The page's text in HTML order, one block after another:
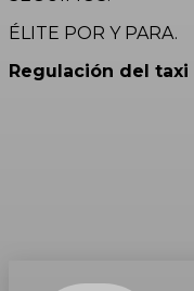
ÉLITE POR Y PARA.
Regulación del taxi